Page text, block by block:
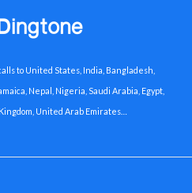
to United States, India, Bangladesh,
Nepal, Nigeria, Saudi Arabia, Egypt,
United Arab Emirates…